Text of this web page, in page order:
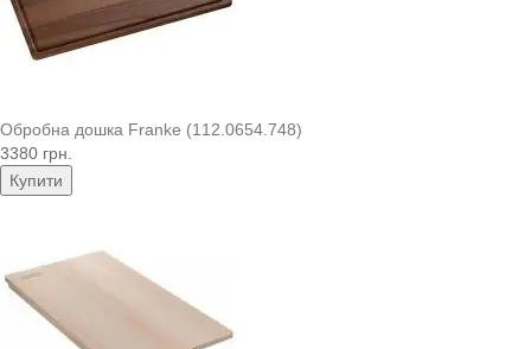
Обробна дошка Franke (112.0654.748)
3380 грн.
Купити